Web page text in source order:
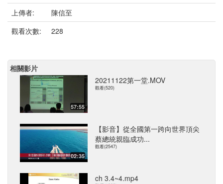
上傳者:
陳信至
觀看次數:
228
相關影片
57:55
20211122第一堂.MOV
觀看(520)
02:35
【影音】從全國第一跨向世界頂尖
蔡總統親臨成功...
觀看(2547)
ch 3.4~4.mp4